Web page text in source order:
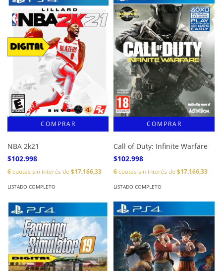
NBA 2k21
$102.998
6cuotas sin interés de $17.166,33
LISTADO COMPLETO
Call of Duty: Infinite Warfare
$102.998
6cuotas sin interés de $17.166,33
LISTADO COMPLETO